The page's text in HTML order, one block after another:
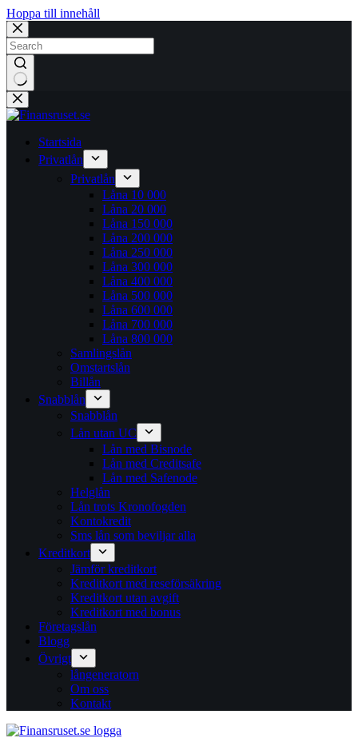
Hoppa till innehåll
Inga
resultat
Startsida
Privatlån
Privatlån
Låna 10 000
Låna 20 000
Låna 150 000
Låna 200 000
Låna 250 000
Låna 300 000
Låna 400 000
Låna 500 000
Låna 600 000
Låna 700 000
Låna 800 000
Samlingslån
Omstartslån
Billån
Snabblån
Snabblån
Lån utan UC
Lån med Bisnode
Lån med Creditsafe
Lån med Safenode
Helglån
Lån trots Kronofogden
Kontokredit
Sms lån som beviljar alla
Kreditkort
Jämför kreditkort
Kreditkort med reseförsäkring
Kreditkort utan avgift
Kreditkort med bonus
Företagslån
Blogg
Övrigt
långeneratorn
Om oss
Kontakt